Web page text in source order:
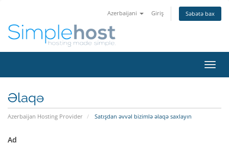
Azerbaijani Giriş Səbətə bax
keçid
Əlaqə
Azerbaijan Hosting Provider Satışdan əvvəl bizimlə əlaqə saxlayın
Ad